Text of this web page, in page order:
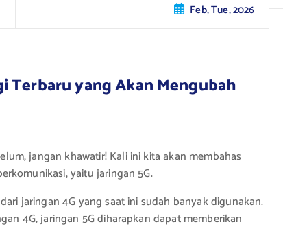
Feb, Tue, 2026
Terbaru yang Akan Mengubah
jangan khawatir! Kali ini kita akan membahas
yaitu jaringan 5G.
jaringan 4G yang saat ini sudah banyak digunakan.
4G, jaringan 5G diharapkan dapat memberikan